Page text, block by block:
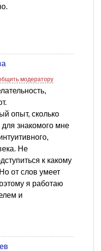
модератору
опыт, сколько
знакомого мне
Не
к какому
от слов умеет
я работаю
и